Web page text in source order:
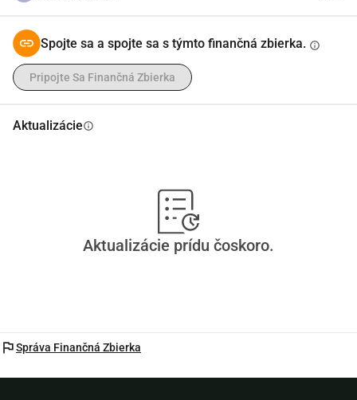
Spojte sa a spojte sa s týmto finančná zbierka. info
Pripojte Sa Finančná Zbierka
Aktualizácieinfo
Aktualizácie prídu čoskoro.
flagSpráva Finančná Zbierka